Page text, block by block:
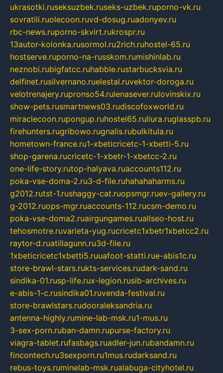
ukrasotki.ruseksuzbek.ruseks-uzbek.ruporno-vk.ru
sovratili.ruolecoon.ruvd-dosug.ruadonyev.ru
rbc-news.ruporno-skvirt.rukrospr.ru
13autor-kolonka.rusormol.ru2rich.ruhostel-65.ru
hostserve.ruporno-na-russkom.rumishinlab.ru
neznobi.rubigfatcc.ruhabble.rustarbucksvia.ru
delfinet.rusilvernano.ruelestal.ruvektor-doroga.ru
velotrenajery.rupronso54.rulenasever.rulovinskix.ru
show-pets.rusmartnews03.rudiscofoxworld.ru
miraclecoon.rupongup.ruhostel65.ruliura.ruglasspb.ru
firehunters.rugribowo.rugnalis.rubulkitula.ru
hometown-france.ru1-xbeticricetc-1-xbetti-5.ru
shop-garena.rucricetc-1-xbetr-1-xbetcc-2.ru
one-life-story.rutop-halyava.ruaccounts112.ru
poka-vse-doma-2.ru3-d-file.ruhahahaharms.ru
g2012.rutst-1.rushaggy-cat.ruopsmgr.ruev-gallery.ru
g-2012.ruops-mgr.ruaccounts-112.rucsm-demo.ru
poka-vse-doma2.ruairgungames.ruallseo-host.ru
tehosmotre.ruvarieta-yug.rucricetc1xbetr1xbetcc2.ru
raytor-d.ruatillagunn.ru3d-file.ru
1xbeticricetc1xbetti5.ruuafoot-statti.rue-abis1c.ru
store-brawl-stars.rukts-services.rudark-sand.ru
sindika-01.rusp-life.rux-legion.rusib-archives.ru
e-abis-1-c.rusindika01.ruvenda-festival.ru
store-brawlstars.rudooraleksandria.ru
antenna-highly.rumine-lab-msk.ru1-mus.ru
3-sex-porn.ruban-damn.rupurse-factory.ru
viagra-tablet.rufasbags.ruadler-jun.rubandamn.ru
fincontech.ru3sexporn.ru1mus.rudarksand.ru
rebus-toys.ruminelab-msk.rualabuga-cityhotel.ru